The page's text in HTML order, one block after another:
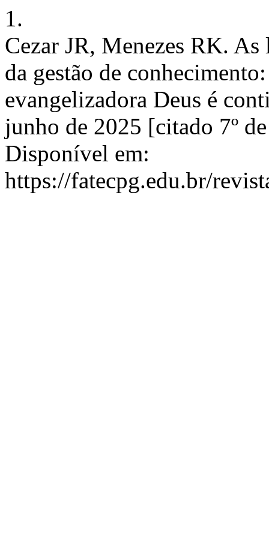
1.
Cezar JR, Menezes RK.
da gestão de
evangelizadora Deus é
junho de 2025 [citado 7º
Disponível em:
https://fatecpg.edu.br/